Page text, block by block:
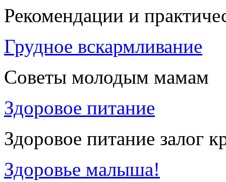
Рекомендации и
Грудное вскармливание
Советы молодым мамам
Здоровое питание
Здоровое питание залог
Здоровье малыша!